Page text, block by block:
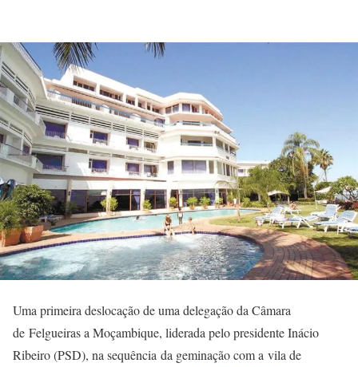
Uma primeira deslocação de uma delegação da Câmara
de Felgueiras a Moçambique, liderada pelo presidente Inácio
Ribeiro (PSD), na sequência da geminação com a vila de